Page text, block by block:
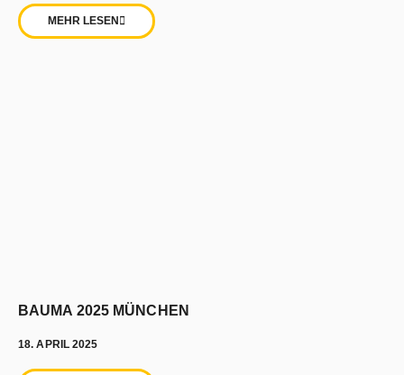
MEHR LESEN
BAUMA 2025 MÜNCHEN
18. APRIL 2025